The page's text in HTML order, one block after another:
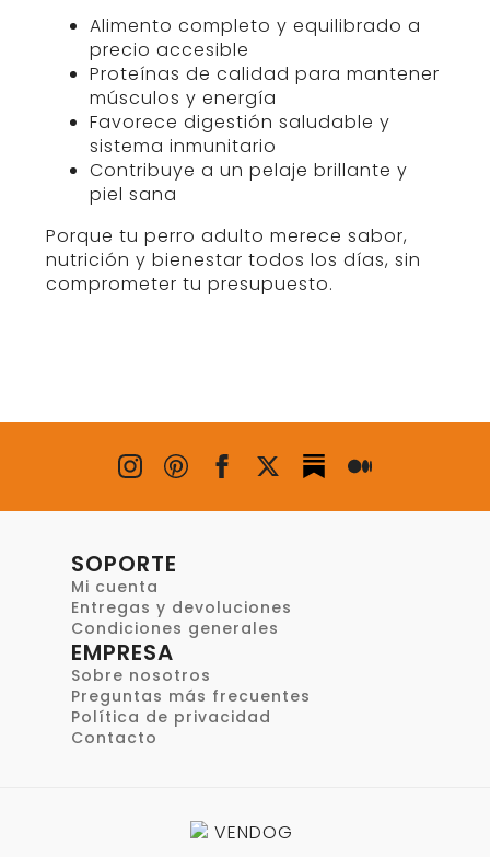
Alimento completo y equilibrado a
precio accesible
Proteínas de calidad para mantener
músculos y energía
Favorece digestión saludable y
sistema inmunitario
Contribuye a un pelaje brillante y
piel sana
Porque tu perro adulto merece sabor,
nutrición y bienestar todos los días, sin
comprometer tu presupuesto.
SOPORTE
Mi cuenta
Entregas y devoluciones
Condiciones generales
EMPRESA
Sobre nosotros
Preguntas más frecuentes
Política de privacidad
Contacto